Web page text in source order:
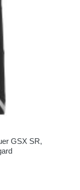
GSX SR,